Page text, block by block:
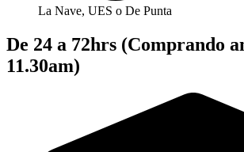
La Nave, UES o De Punta
De 24 a 72hrs (Comprando
11.30am)